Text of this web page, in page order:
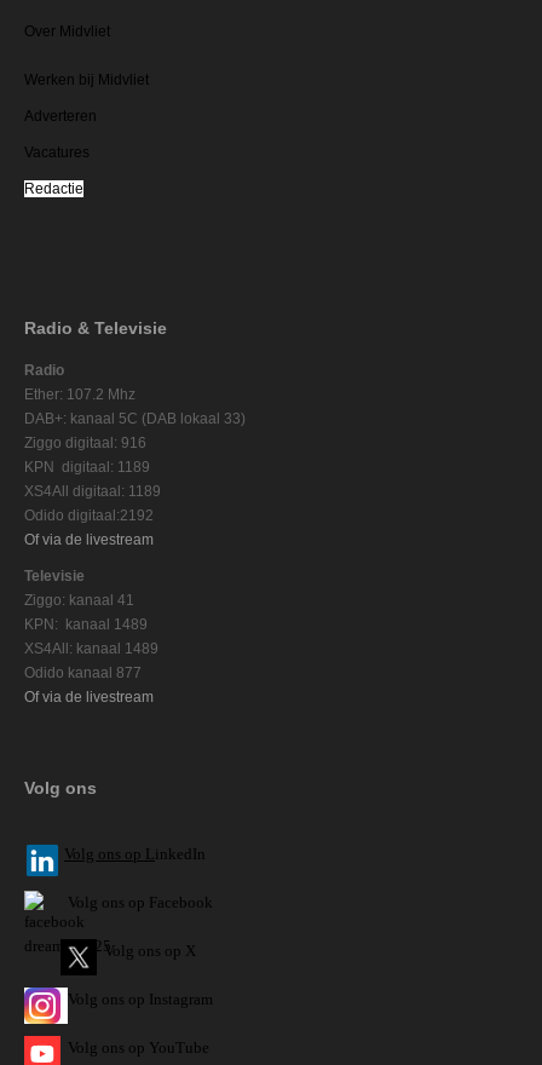
Over Midvliet
Werken bij Midvliet
Adverteren
Vacatures
Redactie
Radio & Televisie
Radio
Ether: 107.2 Mhz
DAB+: kanaal 5C (DAB lokaal 33)
Ziggo digitaal: 916
KPN digitaal: 1189
XS4All digitaal: 1189
Odido digitaal:2192
Of via de livestream
Televisie
Ziggo: kanaal 41
KPN: kanaal 1489
XS4All: kanaal 1489
Odido kanaal 877
Of via de livestream
Volg ons
Volg ons op L inkedIn
Volg ons op Facebook
Volg ons op X
Volg ons op Instagram
Volg ons op YouTube